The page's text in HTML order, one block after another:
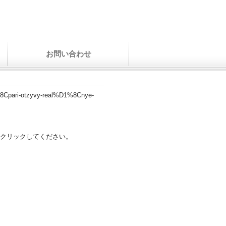
お問い合わせ
otzyvy-real%D1%8Cnye-
リックしてください。